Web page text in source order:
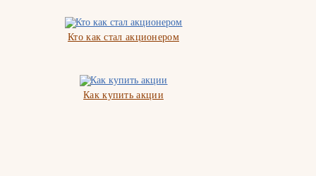
Кто как стал акционером
Как купить акции